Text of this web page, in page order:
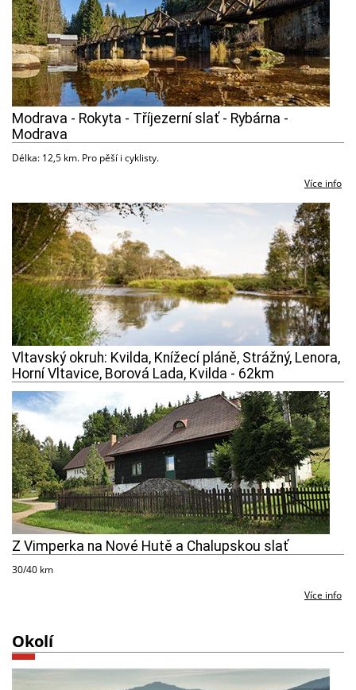
Modrava - Rokyta - Tříjezerní slať - Rybárna -
Modrava
Délka: 12,5 km. Pro pěší i cyklisty.
Více info
Vltavský okruh: Kvilda, Knížecí pláně, Strážný, Lenora,
Horní Vltavice, Borová Lada, Kvilda - 62km
Z Vimperka na Nové Hutě a Chalupskou slať
30/40 km
Více info
Okolí